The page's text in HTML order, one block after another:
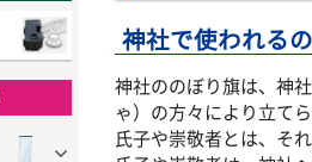
神社で使われる
神社ののぼり旗は、神
ゃ）の方々により立てら
氏子や崇敬者とは、そ